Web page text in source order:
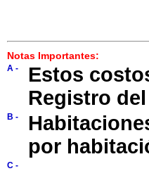
Notas Importantes:
A -
Estos
Registro
B -
por
C -